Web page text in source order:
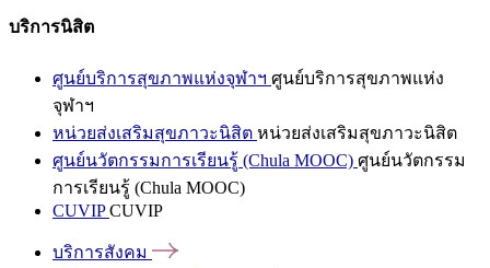
บริการนิสิต
ศูนย์บริการสุขภาพแห่งจุฬาฯ ศูนย์บริการสุขภาพแห่ง
จุฬาฯ
หน่วยส่งเสริมสุขภาวะนิสิต หน่วยส่งเสริมสุขภาวะนิสิต
ศูนย์นวัตกรรมการเรียนรู้ (Chula MOOC) ศูนย์นวัตกรรม
การเรียนรู้ (Chula MOOC)
CUVIPCUVIP
บริการสังคม